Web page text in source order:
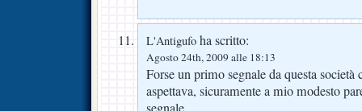
L'Antigufo ha scritto:
Agosto 24th, 2009 alle 18:13
Forse un primo segnale da questa
aspettava, sicuramente a mio modesto